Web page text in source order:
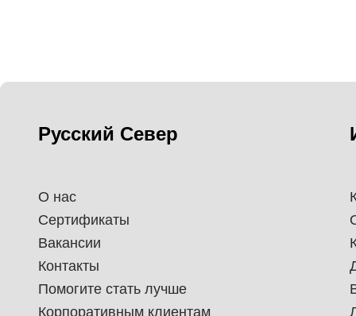
Русский Север
О нас
Сертификаты
Вакансии
Контакты
Помогите стать лучше
Корпоративным клиентам